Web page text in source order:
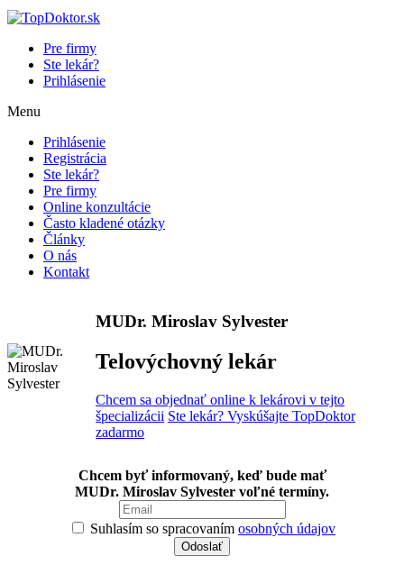
Pre firmy
Ste lekár?
Prihlásenie
Menu
Prihlásenie
Registrácia
Ste lekár?
Pre firmy
Online konzultácie
Často kladené otázky
Články
O nás
Kontakt
MUDr. Miroslav Sylvester
Telovýchovný lekár
Chcem sa objednať online k lekárovi v tejto
špecializácii Ste lekár? Vyskúšajte TopDoktor
zadarmo
Chcem byť informovaný, keď bude mať
MUDr. Miroslav Sylvester voľné termíny.
Suhlasím so spracovaním osobných údajov